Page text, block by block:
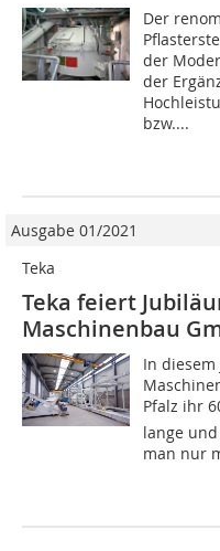
Der
der
der
bzw....
Ausgabe 01/2021
Teka
Teka feiert
Maschinenbau
In diesem
Pfalz ihr
lange
man nur